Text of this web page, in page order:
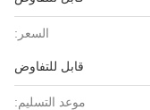
السعر:
قابل للتفاوض
موعد التسليم: